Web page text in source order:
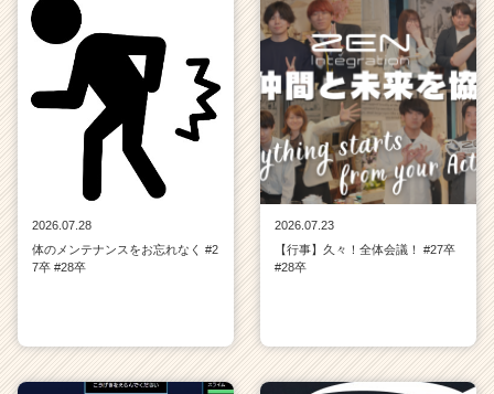
2026.07.28
体のメンテナンスをお忘れなく #2
7卒 #28卒
2026.07.23
【行事】久々！全体会議！ #27卒
#28卒